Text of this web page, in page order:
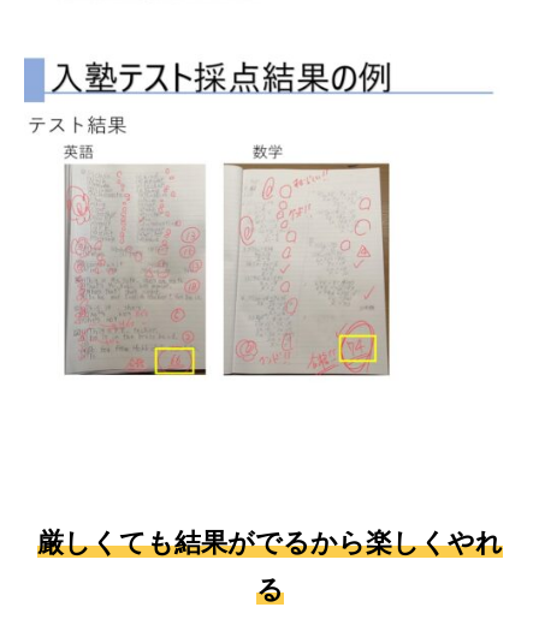
厳しくても結果がでるから楽しくやれ
る